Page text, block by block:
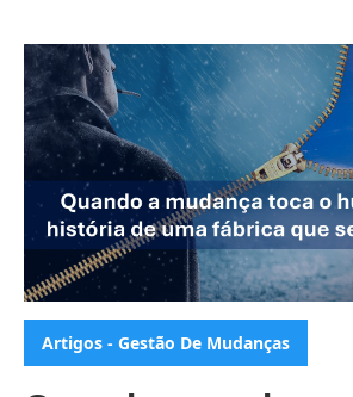
Categorias:
Artigos - Gestão De Mudanças